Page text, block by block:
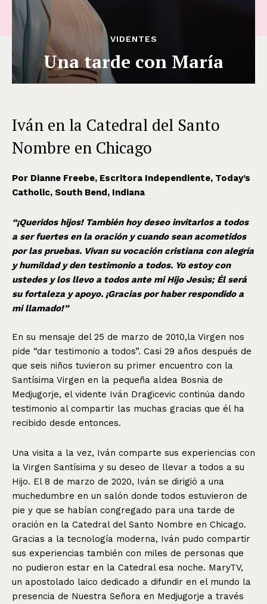
VIDENTES
Una tarde con María
Iván en la Catedral del Santo
Nombre en Chicago
Por Dianne Freebe, Escritora Independiente, Today’s
Catholic, South Bend, Indiana
“¡Queridos hijos! También hoy deseo invitarlos a todos
a ser fuertes en la oración y cuando sean acometidos
por las pruebas. Vivan su vocación cristiana con alegría
y humildad y den testimonio a todos. Yo estoy con
ustedes y los llevo a todos ante mi Hijo Jesús; Él será
su fortaleza y apoyo. ¡Gracias por haber respondido a
mi llamado!”
En su mensaje del 25 de marzo de 2010,la Virgen nos
pide “dar testimonio a todos”. Casi 29 años después de
que seis niños tuvieron su primer encuentro con la
Santísima Virgen en la pequeña aldea Bosnia de
Medjugorje, el vidente Iván Dragicevic continúa dando
testimonio al compartir las muchas gracias que él ha
recibido desde entonces.
Una visita a la vez, Iván comparte sus experiencias con
la Virgen Santísima y su deseo de llevar a todos a su
Hijo. El 8 de marzo de 2020, Iván se dirigió a una
muchedumbre en un salón donde todos estuvieron de
pie y que se habían congregado para una tarde de
oración en la Catedral del Santo Nombre en Chicago.
Gracias a la tecnología moderna, Iván pudo compartir
sus experiencias también con miles de personas que
no pudieron estar en la Catedral esa noche. MaryTV,
un apostolado laico dedicado a difundir en el mundo la
presencia de Nuestra Señora en Medjugorje a través